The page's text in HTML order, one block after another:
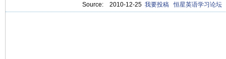
Source: 2010-12-25 我要投稿 恒星英语学习论坛